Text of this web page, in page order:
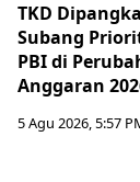
TKD
Subang
PBI di
Anggaran
5 Agu 2026, 5:57